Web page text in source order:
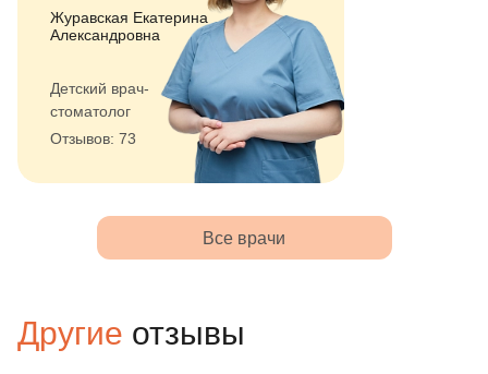
Журавская Екатерина
Александровна
Детский врач-
стоматолог
Отзывов: 73
Все врачи
Другие отзывы